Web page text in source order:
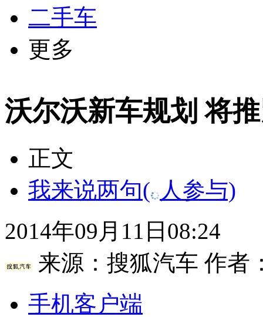
二手车
更多
沃尔沃新车规划 将
正文
我来说两句( 人参与)
2014年09月11日08:24
来源： 搜狐汽车 作者
手机客户端